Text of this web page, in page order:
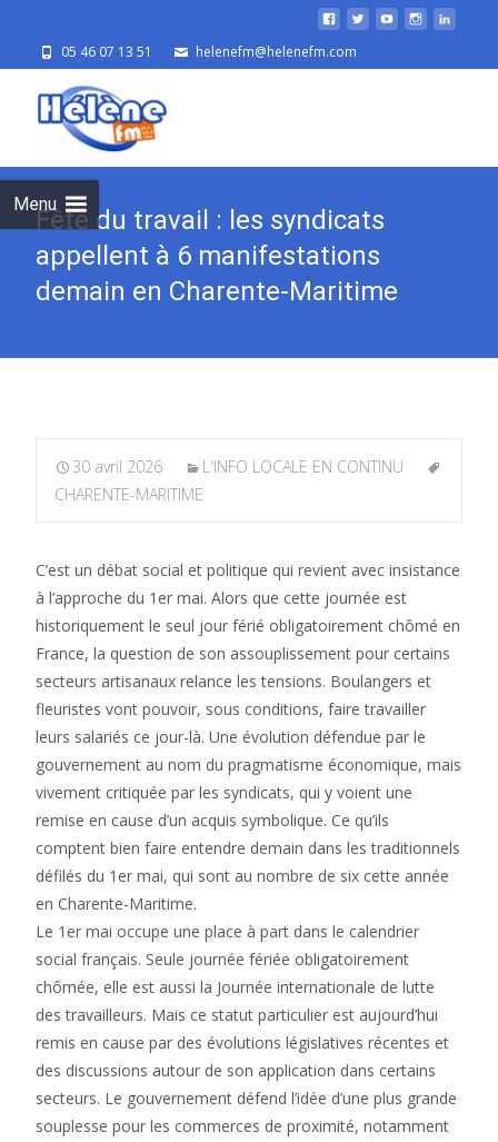
05 46 07 13 51 helenefm@helenefm.com
Menu
Fête du travail : les syndicats
appellent à 6 manifestations
demain en Charente-Maritime
30 avril 2026
L'INFO LOCALE EN CONTINU
CHARENTE-MARITIME
C’est un débat social et politique qui revient avec insistance
à l’approche du 1er mai. Alors que cette journée est
historiquement le seul jour férié obligatoirement chômé en
France, la question de son assouplissement pour certains
secteurs artisanaux relance les tensions. Boulangers et
fleuristes vont pouvoir, sous conditions, faire travailler
leurs salariés ce jour-là. Une évolution défendue par le
gouvernement au nom du pragmatisme économique, mais
vivement critiquée par les syndicats, qui y voient une
remise en cause d’un acquis symbolique. Ce qu’ils
comptent bien faire entendre demain dans les traditionnels
défilés du 1er mai, qui sont au nombre de six cette année
en Charente-Maritime.
Le 1er mai occupe une place à part dans le calendrier
social français. Seule journée fériée obligatoirement
chômée, elle est aussi la Journée internationale de lutte
des travailleurs. Mais ce statut particulier est aujourd’hui
remis en cause par des évolutions législatives récentes et
des discussions autour de son application dans certains
secteurs. Le gouvernement défend l’idée d’une plus grande
souplesse pour les commerces de proximité, notamment